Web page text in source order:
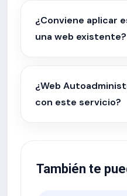
¿Conviene aplicar
una web existente?
¿Web
con este servicio?
También te